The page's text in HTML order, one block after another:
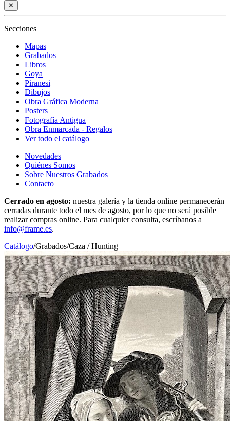
✕
Secciones
Mapas
Grabados
Libros
Goya
Piranesi
Dibujos
Obra Gráfica Moderna
Posters
Fotografía Antigua
Obra Enmarcada - Regalos
Ver todo el catálogo
Novedades
Quiénes Somos
Sobre Nuestros Grabados
Contacto
Cerrado en agosto: nuestra galería y la tienda online permanecerán
cerradas durante todo el mes de agosto, por lo que no será posible
realizar compras online. Para cualquier consulta, escríbanos a
info@frame.es.
Catálogo/Grabados/Caza / Hunting